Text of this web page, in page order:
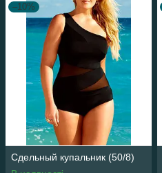
–10%
Сдельный купальник (50/8)